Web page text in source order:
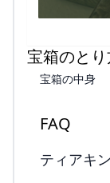
宝箱のと
宝箱の中身
FAQ
ティアキ